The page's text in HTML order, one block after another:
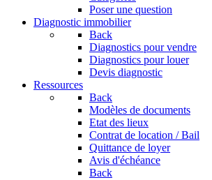
Poser une question
Diagnostic immobilier
Back
Diagnostics pour vendre
Diagnostics pour louer
Devis diagnostic
Ressources
Back
Modèles de documents
Etat des lieux
Contrat de location / Bail
Quittance de loyer
Avis d'échéance
Back